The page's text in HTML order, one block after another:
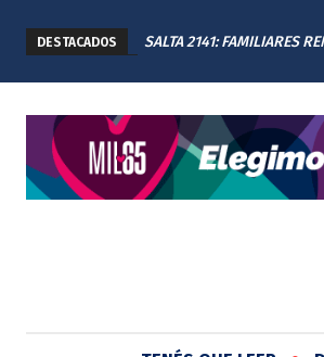
DESTACADOS
SALTA 2141: FAMILIARES